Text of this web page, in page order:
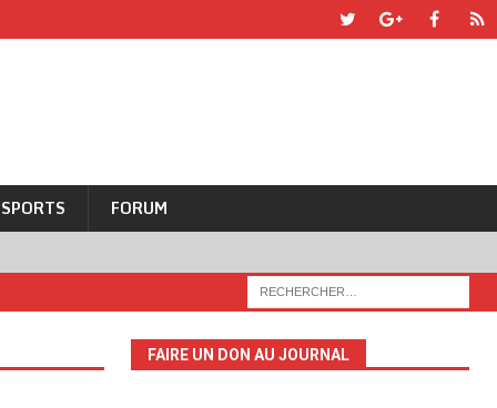
SPORTS FORUM
FAIRE UN DON AU JOURNAL